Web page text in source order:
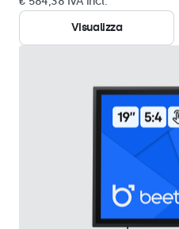
Visualizza